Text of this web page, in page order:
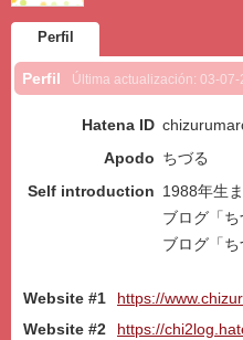
Perfil
Perfil Última actualización: 03-07-
Hatena ID
Apodo ちづる
Self introduction 1988年生
ブログ「
ブログ「ち
Website #1
https://
Website #2
https://